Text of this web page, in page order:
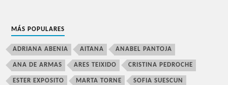
MÁS POPULARES
ADRIANA ABENIA AITANA ANABEL PANTOJA
ANA DE ARMAS ARES TEIXIDO CRISTINA PEDROCHE
ESTER EXPOSITO MARTA TORNE SOFIA SUESCUN